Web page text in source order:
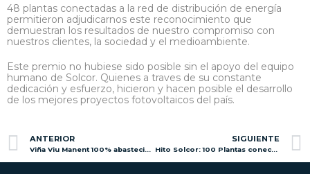
48 plantas conectadas a la red de distribución de energía
permitieron adjudicarnos este reconocimiento que
demuestran los resultados de nuestro compromiso con
nuestros clientes, la sociedad y el medioambiente.
Este premio no hubiese sido posible sin el apoyo del equipo
humano de Solcor. Quienes a traves de su constante
dedicación y esfuerzo, hicieron y hacen posible el desarrollo
de los mejores proyectos fotovoltaicos del país.
Prev
ANTERIOR
Viña Viu Manent 100% abastecida con energía solar
SIGUIENTE
Hito Solcor: 100 Plantas conectadas en Chile